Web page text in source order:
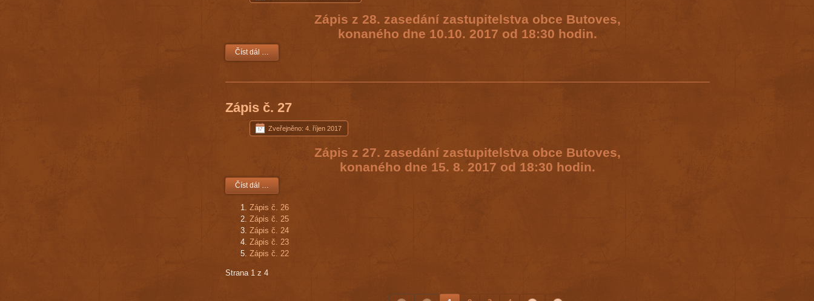
Zápis z 28. zasedání zastupitelstva obce Butoves,
konaného dne 10.10. 2017 od 18:30 hodin.
Číst dál …
Zápis č. 27
Zveřejněno: 4. říjen 2017
Zápis z 27. zasedání zastupitelstva obce Butoves,
konaného dne 15. 8. 2017 od 18:30 hodin.
Číst dál …
Zápis č. 26
Zápis č. 25
Zápis č. 24
Zápis č. 23
Zápis č. 22
Strana 1 z 4